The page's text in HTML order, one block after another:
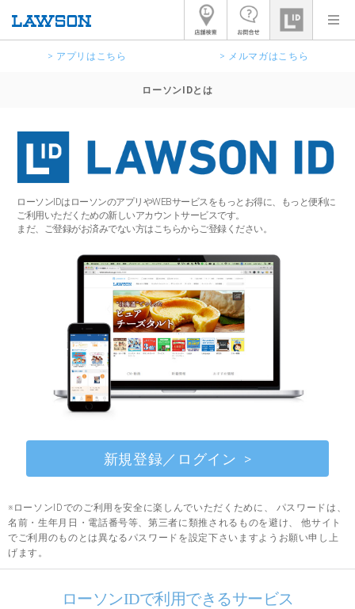
> アプリはこちら > メルマガはこちら
ローソンIDとは
ローソンIDはローソンのアプリやWEBサービスをもっとお得に、もっと便利に
ご利用いただくための新しいアカウントサービスです。
まだ、ご登録がお済みでない方はこちらからご登録ください。
新規登録／ログイン
※ローソンIDでのご利用を安全に楽しんでいただくために、 パスワードは、
名前・生年月日・電話番号等、第三者に類推されるものを避け、 他サイト
でご利用のものとは異なるパスワードを設定下さいますようお願い申し上
げます。
ローソンIDで利用できるサービス